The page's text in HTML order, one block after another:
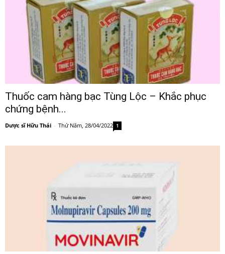
Thuốc cam hàng bạc Tùng Lộc – Khắc phục
chứng bệnh...
Dược sĩ Hữu Thái - Thứ Năm, 28/04/2022 1